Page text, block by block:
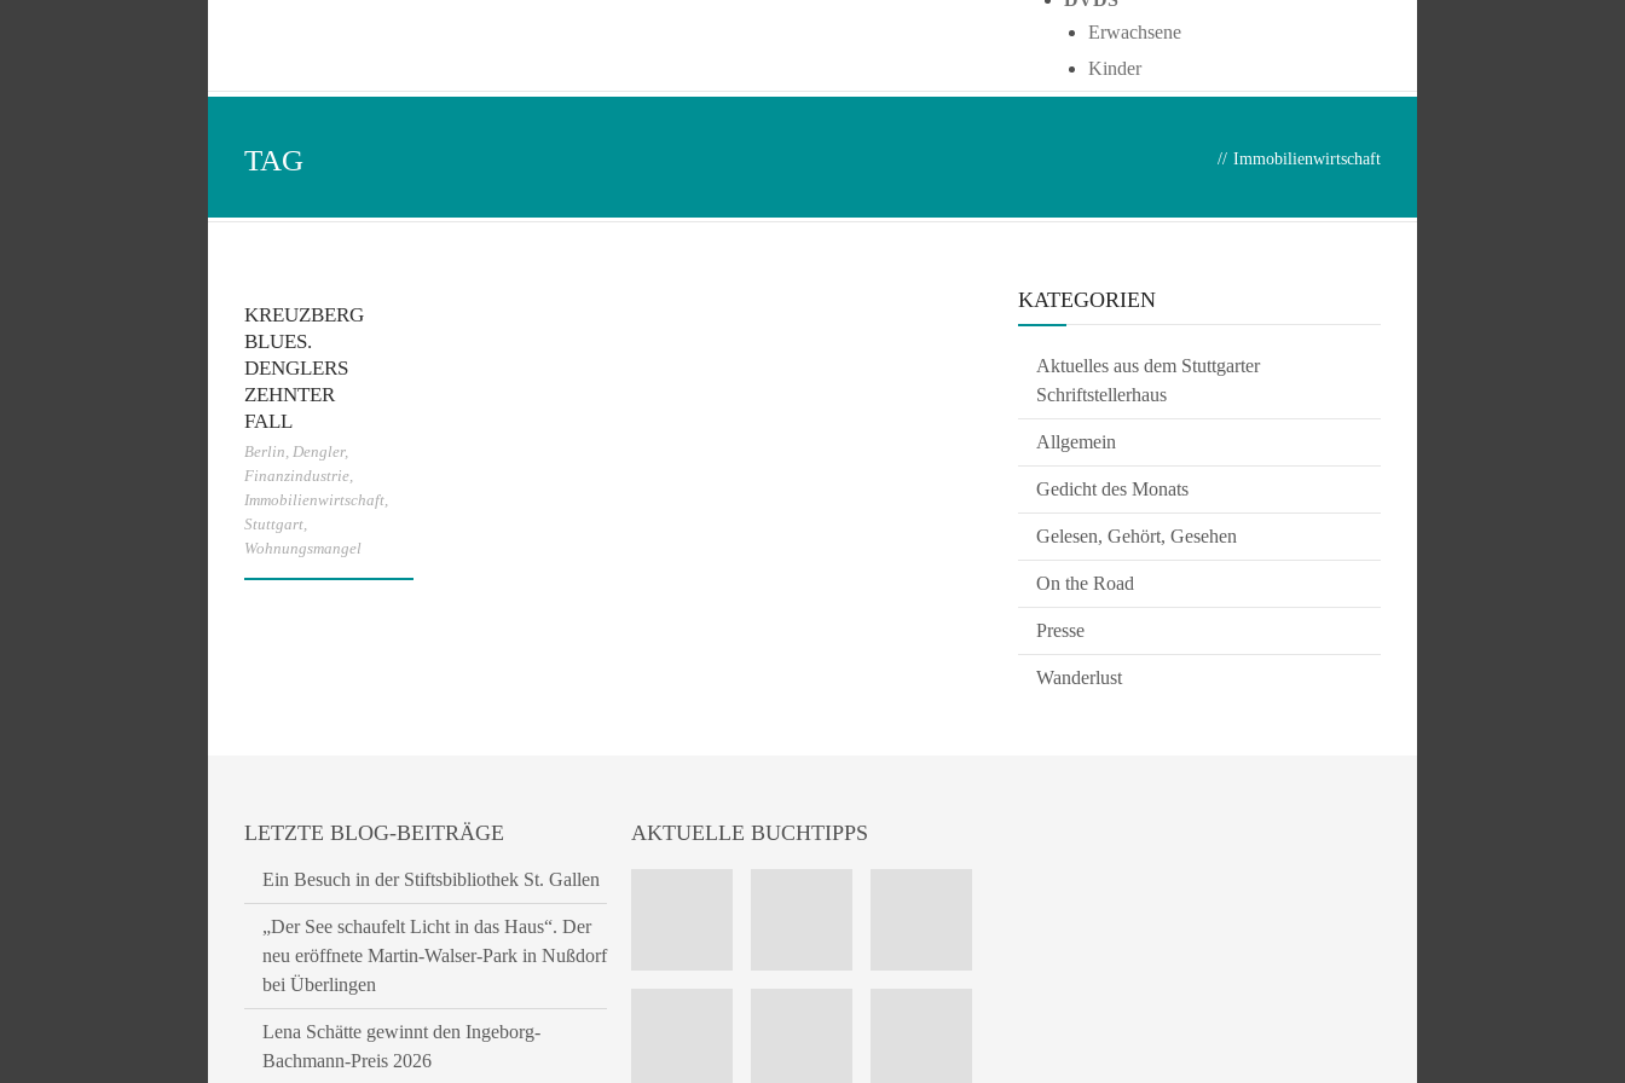
Erwachsene
Kinder
TAG // Immobilienwirtschaft
KREUZBERG
BLUES.
DENGLERS
ZEHNTER
FALL
Berlin, Dengler,
Finanzindustrie,
Immobilienwirtschaft,
Stuttgart,
Wohnungsmangel
KATEGORIEN
Aktuelles aus dem Stuttgarter
Schriftstellerhaus
Allgemein
Gedicht des Monats
Gelesen, Gehört, Gesehen
On the Road
Presse
Wanderlust
LETZTE BLOG-BEITRÄGE
Ein Besuch in der Stiftsbibliothek St. Gallen
„Der See schaufelt Licht in das Haus“. Der
neu eröffnete Martin-Walser-Park in Nußdorf
bei Überlingen
Lena Schätte gewinnt den Ingeborg-
Bachmann-Preis 2026
AKTUELLE BUCHTIPPS